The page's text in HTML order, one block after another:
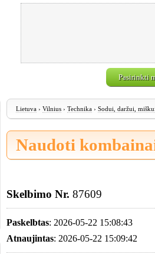
Pasirinkti
Lietuva › Vilnius › Technika › Sodui, daržui,
Naudoti
Skelbimo Nr. 87609
Paskelbtas: 2026-05-22 15:08:43
Atnaujintas: 2026-05-22 15:09:42